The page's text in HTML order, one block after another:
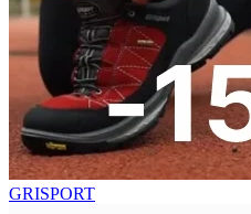
GRISPORT